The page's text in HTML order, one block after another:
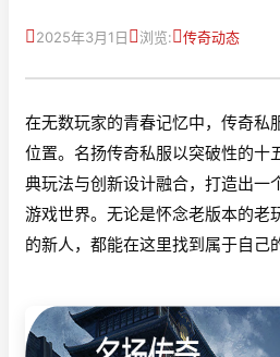
2025年3月1日 浏览: 传奇动态
在无数玩家的青春记忆中，传奇私
位置。名扬传奇私服以突破性的十
典玩法与创新设计融合，打造出一
游戏世界。无论是怀念老版本的老
的新人，都能在这里找到属于自己